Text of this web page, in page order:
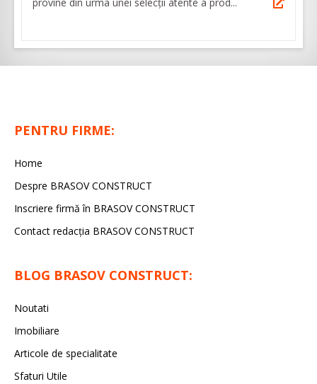
provine din urma unei selecții atente a prod...
PENTRU FIRME:
Home
Despre BRASOV CONSTRUCT
Inscriere firmă în BRASOV CONSTRUCT
Contact redacţia BRASOV CONSTRUCT
BLOG BRASOV CONSTRUCT:
Noutati
Imobiliare
Articole de specialitate
Sfaturi Utile